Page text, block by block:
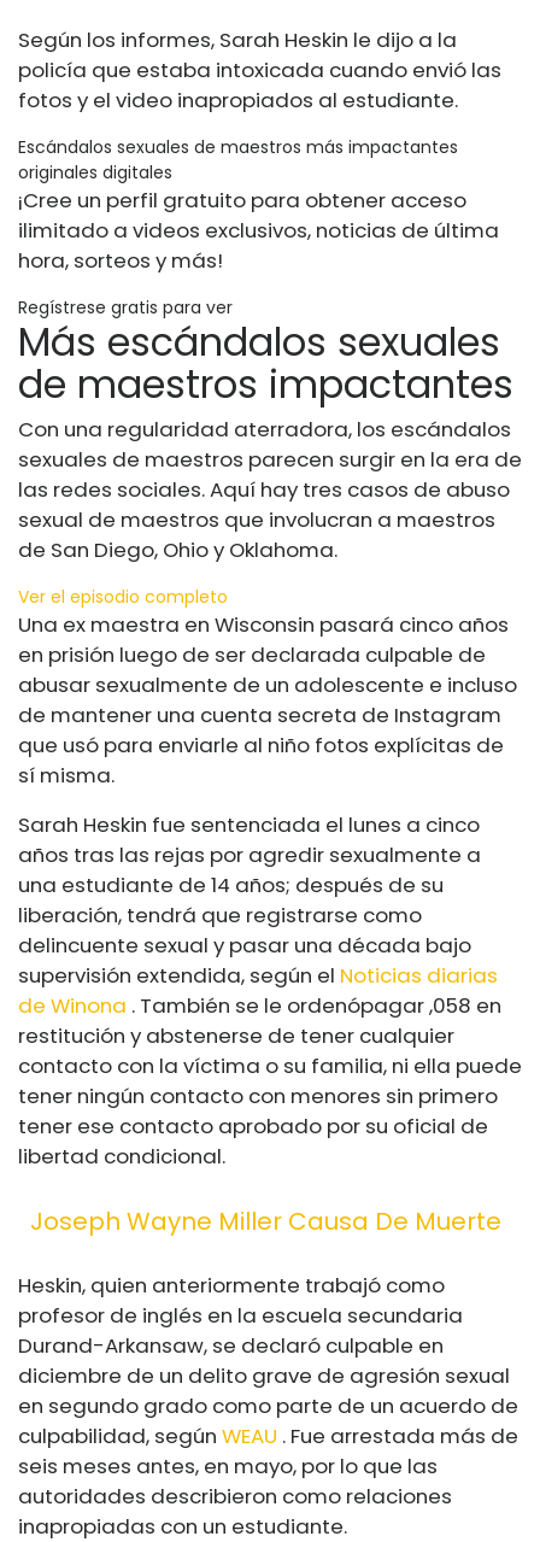
Según los informes, Sarah Heskin le dijo a la
policía que estaba intoxicada cuando envió las
fotos y el video inapropiados al estudiante.
Escándalos sexuales de maestros más impactantes
originales digitales
¡Cree un perfil gratuito para obtener acceso
ilimitado a videos exclusivos, noticias de última
hora, sorteos y más!
Regístrese gratis para ver
Más escándalos sexuales
de maestros impactantes
Con una regularidad aterradora, los escándalos
sexuales de maestros parecen surgir en la era de
las redes sociales. Aquí hay tres casos de abuso
sexual de maestros que involucran a maestros
de San Diego, Ohio y Oklahoma.
Ver el episodio completo
Una ex maestra en Wisconsin pasará cinco años
en prisión luego de ser declarada culpable de
abusar sexualmente de un adolescente e incluso
de mantener una cuenta secreta de Instagram
que usó para enviarle al niño fotos explícitas de
sí misma.
Sarah Heskin fue sentenciada el lunes a cinco
años tras las rejas por agredir sexualmente a
una estudiante de 14 años; después de su
liberación, tendrá que registrarse como
delincuente sexual y pasar una década bajo
supervisión extendida, según el Noticias diarias
de Winona . También se le ordenópagar ,058 en
restitución y abstenerse de tener cualquier
contacto con la víctima o su familia, ni ella puede
tener ningún contacto con menores sin primero
tener ese contacto aprobado por su oficial de
libertad condicional.
Joseph Wayne Miller Causa De Muerte
Heskin, quien anteriormente trabajó como
profesor de inglés en la escuela secundaria
Durand-Arkansaw, se declaró culpable en
diciembre de un delito grave de agresión sexual
en segundo grado como parte de un acuerdo de
culpabilidad, según WEAU . Fue arrestada más de
seis meses antes, en mayo, por lo que las
autoridades describieron como relaciones
inapropiadas con un estudiante.